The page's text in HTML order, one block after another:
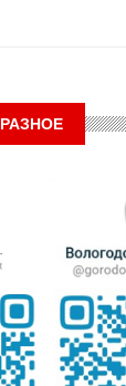
РАЗНОЕ